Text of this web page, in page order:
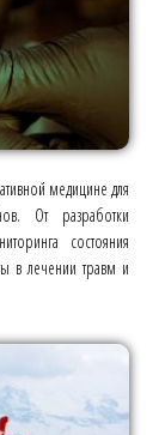
медицине для
От разработки
состояния
в лечении травм и